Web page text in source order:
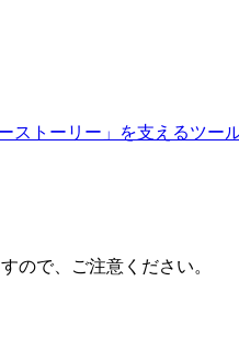
ストーリー」を支えるツー
ので、ご注意ください。